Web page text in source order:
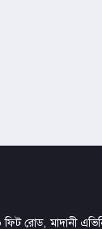
রোড, মাদানী